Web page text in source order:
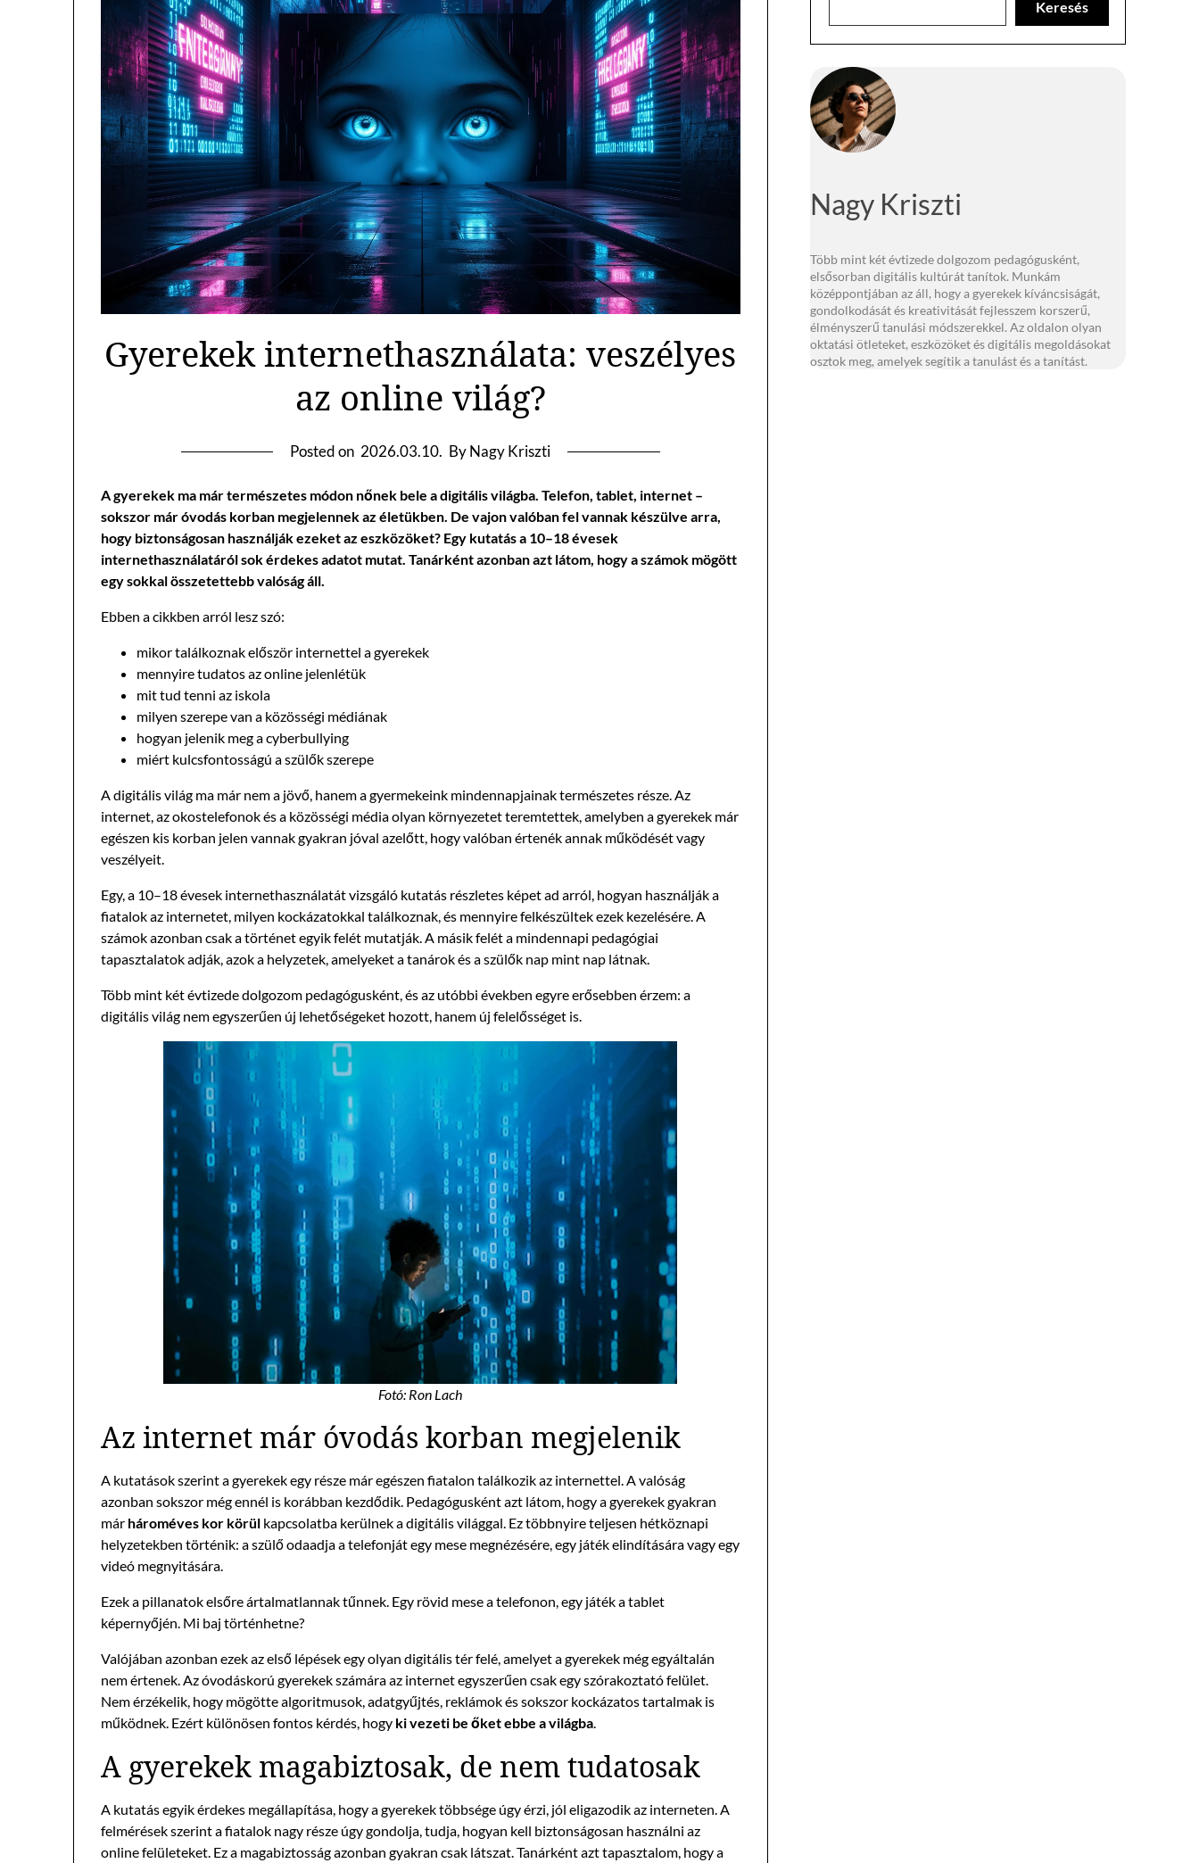
Gyerekek internethasználata: veszélyes
az online világ?
Posted on 2026.03.10. By Nagy Kriszti
A gyerekek ma már természetes módon nőnek bele a digitális világba. Telefon, tablet, internet –
sokszor már óvodás korban megjelennek az életükben. De vajon valóban fel vannak készülve arra,
hogy biztonságosan használják ezeket az eszközöket? Egy kutatás a 10–18 évesek
internethasználatáról sok érdekes adatot mutat. Tanárként azonban azt látom, hogy a számok mögött
egy sokkal összetettebb valóság áll.
Ebben a cikkben arról lesz szó:
mikor találkoznak először internettel a gyerekek
mennyire tudatos az online jelenlétük
mit tud tenni az iskola
milyen szerepe van a közösségi médiának
hogyan jelenik meg a cyberbullying
miért kulcsfontosságú a szülők szerepe
A digitális világ ma már nem a jövő, hanem a gyermekeink mindennapjainak természetes része. Az
internet, az okostelefonok és a közösségi média olyan környezetet teremtettek, amelyben a gyerekek már
egészen kis korban jelen vannak gyakran jóval azelőtt, hogy valóban értenék annak működését vagy
veszélyeit.
Egy, a 10–18 évesek internethasználatát vizsgáló kutatás részletes képet ad arról, hogyan használják a
fiatalok az internetet, milyen kockázatokkal találkoznak, és mennyire felkészültek ezek kezelésére. A
számok azonban csak a történet egyik felét mutatják. A másik felét a mindennapi pedagógiai
tapasztalatok adják, azok a helyzetek, amelyeket a tanárok és a szülők nap mint nap látnak.
Több mint két évtizede dolgozom pedagógusként, és az utóbbi években egyre erősebben érzem: a
digitális világ nem egyszerűen új lehetőségeket hozott, hanem új felelősséget is.
Fotó: Ron Lach
Az internet már óvodás korban megjelenik
A kutatások szerint a gyerekek egy része már egészen fiatalon találkozik az internettel. A valóság
azonban sokszor még ennél is korábban kezdődik. Pedagógusként azt látom, hogy a gyerekek gyakran
már hároméves kor körül kapcsolatba kerülnek a digitális világgal. Ez többnyire teljesen hétköznapi
helyzetekben történik: a szülő odaadja a telefonját egy mese megnézésére, egy játék elindítására vagy egy
videó megnyitására.
Ezek a pillanatok elsőre ártalmatlannak tűnnek. Egy rövid mese a telefonon, egy játék a tablet
képernyőjén. Mi baj történhetne?
Valójában azonban ezek az első lépések egy olyan digitális tér felé, amelyet a gyerekek még egyáltalán
nem értenek. Az óvodáskorú gyerekek számára az internet egyszerűen csak egy szórakoztató felület.
Nem érzékelik, hogy mögötte algoritmusok, adatgyűjtés, reklámok és sokszor kockázatos tartalmak is
működnek. Ezért különösen fontos kérdés, hogy ki vezeti be őket ebbe a világba
A gyerekek magabiztosak, de nem tudatosak
A kutatás egyik érdekes megállapítása, hogy a gyerekek többsége úgy érzi, jól eligazodik az interneten. A
felmérések szerint a fiatalok nagy része úgy gondolja, tudja, hogyan kell biztonságosan használni az
online felületeket. Ez a magabiztosság azonban gyakran csak látszat. Tanárként azt tapasztalom, hogy a
Keresés
Nagy Kriszti
Több mint két évtizede dolgozom pedagógusként,
elsősorban digitális kultúrát tanítok. Munkám
középpontjában az áll, hogy a gyerekek kíváncsiságát,
gondolkodását és kreativitását fejlesszem korszerű,
élményszerű tanulási módszerekkel. Az oldalon olyan
oktatási ötleteket, eszközöket és digitális megoldásokat
osztok meg, amelyek segítik a tanulást és a tanítást.